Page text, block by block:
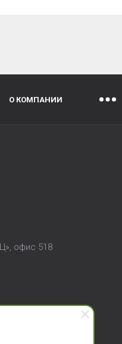
О КОМПАНИИ
офис 518